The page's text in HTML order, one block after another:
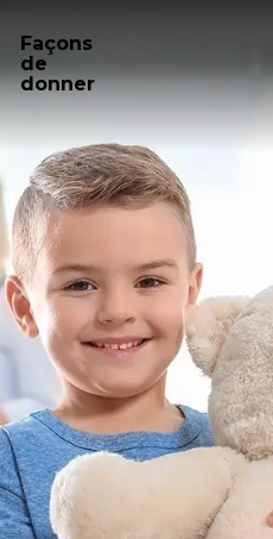
Façons
de
donner